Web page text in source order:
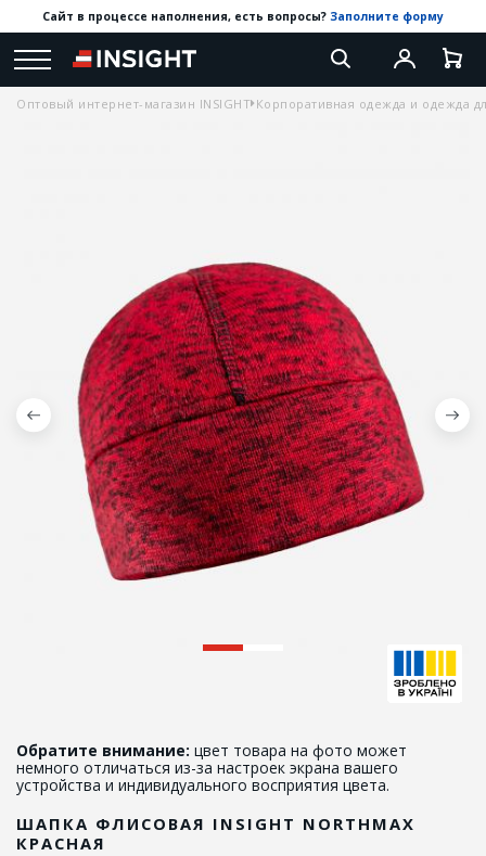
Сайт в процессе наполнения, есть вопросы? Заполните форму
Оптовый интернет-магазин INSIGHT Корпоративная одежда и одежда
Обратите внимание: цвет товара на фото может
немного отличаться из-за настроек экрана вашего
устройства и индивидуального восприятия цвета.
ШАПКА ФЛИСОВАЯ INSIGHT NORTHMAX
КРАСНАЯ